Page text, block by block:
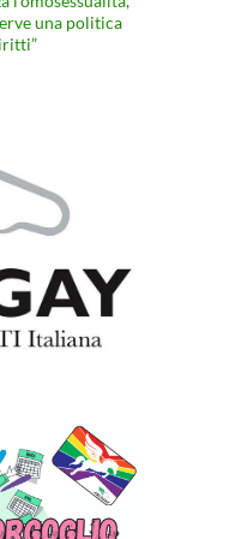
una politica